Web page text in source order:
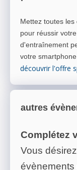
Mettez toutes
pour réussir
d'entraînement
votre smartphone
découvrir l'offre
autres
Complétez
Vous
évènements